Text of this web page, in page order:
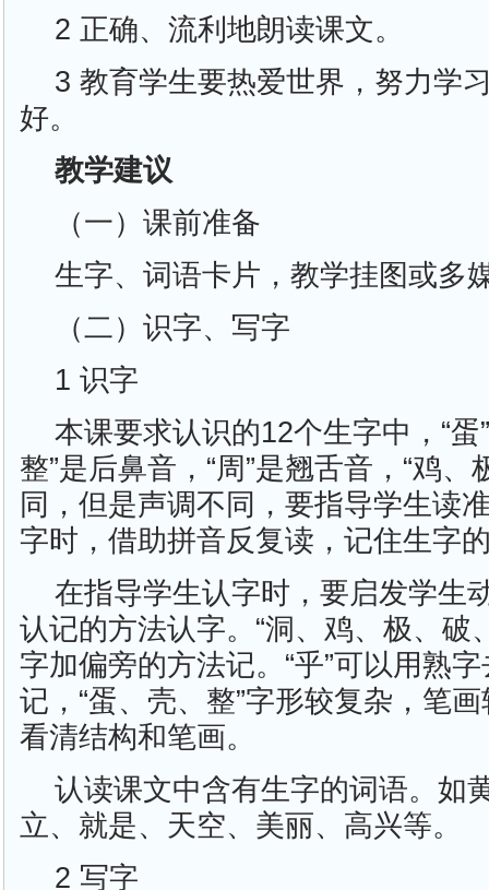
2 正确、流利地朗读课文。
3 教育学生要热爱世界，努力学
好。
教学建议
（一）课前准备
生字、词语卡片，教学挂图或多
（二）识字、写字
1 识字
本课要求认识的12个生字中，“蛋
整”是后鼻音，“周”是翘舌音，“鸡、
同，但是声调不同，要指导学生读
字时，借助拼音反复读，记住生字
在指导学生认字时，要启发学生
认记的方法认字。“洞、鸡、极、破
字加偏旁的方法记。“乎”可以用熟
记，“蛋、壳、整”字形较复杂，笔
看清结构和笔画。
认读课文中含有生字的词语。如
立、就是、天空、美丽、高兴等。
2 写字